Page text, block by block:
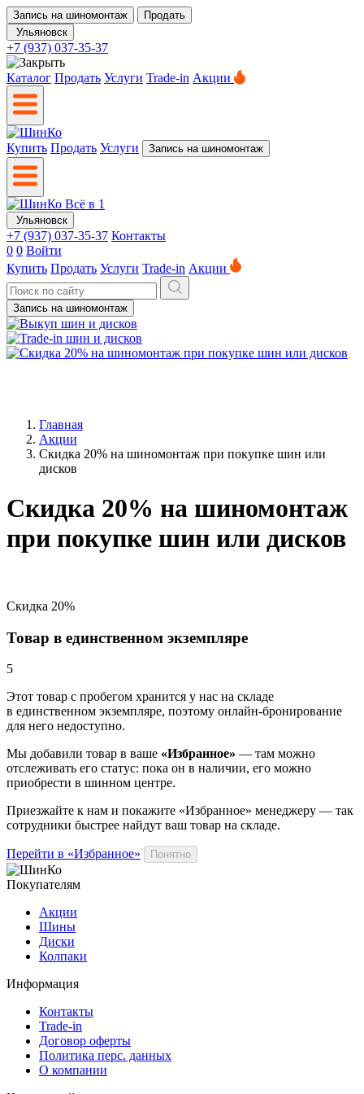
Запись на шиномонтаж
Продать
Ульяновск
+7 (937) 037-35-37
Каталог Продать Услуги Trade-in Акции
Купить Продать Услуги Запись на шиномонтаж
Ульяновск
+7 (937) 037-35-37 Контакты
0 0 Войти
Купить Продать Услуги Trade-in Акции
Запись на шиномонтаж
Главная
Акции
Скидка 20% на шиномонтаж при покупке шин или
дисков
Скидка 20% на шиномонтаж
при покупке шин или дисков
Скидка 20%
Товар в единственном экземпляре
5
Этот товар с пробегом хранится у нас на складе
в единственном экземпляре, поэтому онлайн-бронирование
для него недоступно.
Мы добавили товар в ваше «Избранное» — там можно
отслеживать его статус: пока он в наличии, его можно
приобрести в шинном центре.
Приезжайте к нам и покажите «Избранное» менеджеру — так
сотрудники быстрее найдут ваш товар на складе.
Перейти в «Избранное» Понятно
Покупателям
Акции
Шины
Диски
Колпаки
Информация
Контакты
Trade-in
Договор оферты
Политика перс. данных
О компании